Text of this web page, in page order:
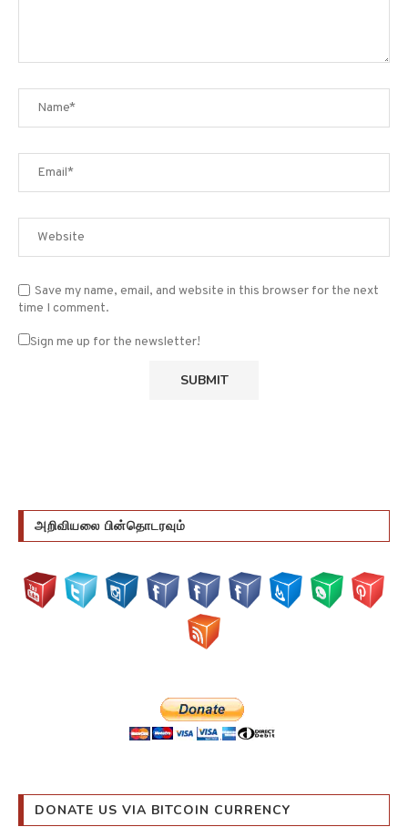
Save my name, email, and website in this browser for the next
அறிவியலை பின்தொடரவும்